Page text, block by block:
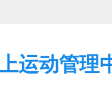
运动管理